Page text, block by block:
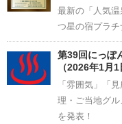
最新の「人気
つ星の宿プラチ
第39回にっぽ
（2026年1月1
「雰囲気」「
理・ご当地グ
を発表！